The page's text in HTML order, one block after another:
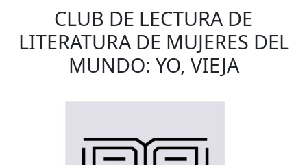
CLUB DE LECTURA DE
LITERATURA DE MUJERES DEL
MUNDO: YO, VIEJA